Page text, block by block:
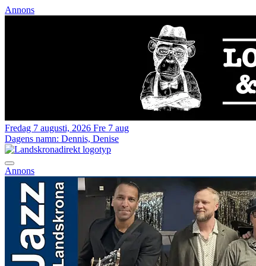
Annons
Fredag 7 augusti, 2026 Fre 7 aug
Dagens namn: Dennis, Denise
Annons